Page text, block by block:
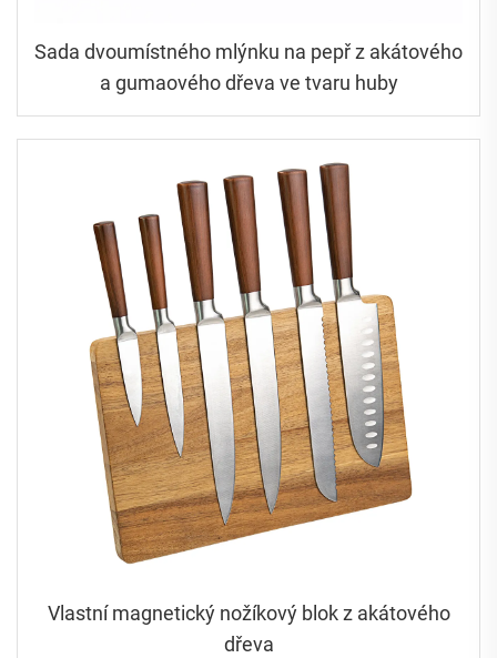
Sada dvoumístného mlýnku na pepř z akátového
a gumaového dřeva ve tvaru huby
Vlastní magnetický nožíkový blok z akátového
dřeva